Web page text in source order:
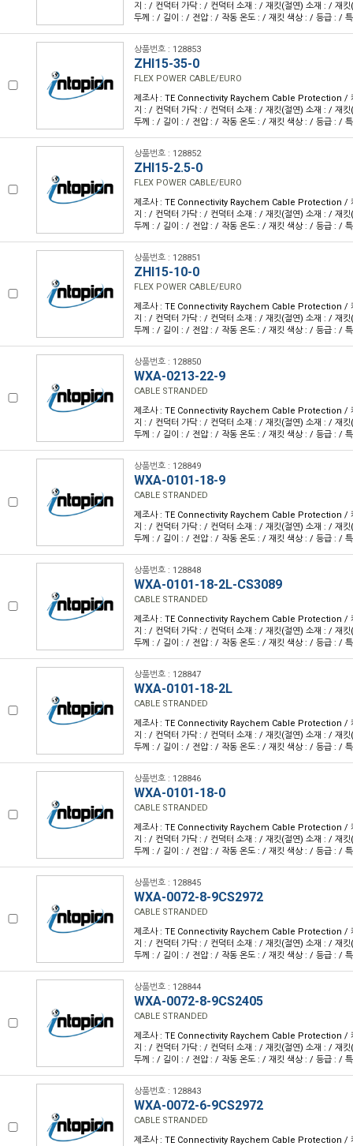
지 : / 컨덕터 가닥 : / 컨덕터 소재 : / 재킷(절연) 소재 : / 재
두께 : / 길이 : / 전압 : / 작동 온도 : / 재킷 색상 : / 등급 : /
상품번호 : 128853
ZHI15-35-0
FLEX POWER CABLE/EURO
제조사 : TE Connectivity Raychem Cable Protection /
지 : / 컨덕터 가닥 : / 컨덕터 소재 : / 재킷(절연) 소재 : / 재
두께 : / 길이 : / 전압 : / 작동 온도 : / 재킷 색상 : / 등급 : /
상품번호 : 128852
ZHI15-2.5-0
FLEX POWER CABLE/EURO
제조사 : TE Connectivity Raychem Cable Protection /
지 : / 컨덕터 가닥 : / 컨덕터 소재 : / 재킷(절연) 소재 : / 재
두께 : / 길이 : / 전압 : / 작동 온도 : / 재킷 색상 : / 등급 : /
상품번호 : 128851
ZHI15-10-0
FLEX POWER CABLE/EURO
제조사 : TE Connectivity Raychem Cable Protection /
지 : / 컨덕터 가닥 : / 컨덕터 소재 : / 재킷(절연) 소재 : / 재
두께 : / 길이 : / 전압 : / 작동 온도 : / 재킷 색상 : / 등급 : /
상품번호 : 128850
WXA-0213-22-9
CABLE STRANDED
제조사 : TE Connectivity Raychem Cable Protection /
지 : / 컨덕터 가닥 : / 컨덕터 소재 : / 재킷(절연) 소재 : / 재
두께 : / 길이 : / 전압 : / 작동 온도 : / 재킷 색상 : / 등급 : /
상품번호 : 128849
WXA-0101-18-9
CABLE STRANDED
제조사 : TE Connectivity Raychem Cable Protection /
지 : / 컨덕터 가닥 : / 컨덕터 소재 : / 재킷(절연) 소재 : / 재
두께 : / 길이 : / 전압 : / 작동 온도 : / 재킷 색상 : / 등급 : /
상품번호 : 128848
WXA-0101-18-2L-CS3089
CABLE STRANDED
제조사 : TE Connectivity Raychem Cable Protection /
지 : / 컨덕터 가닥 : / 컨덕터 소재 : / 재킷(절연) 소재 : / 재
두께 : / 길이 : / 전압 : / 작동 온도 : / 재킷 색상 : / 등급 : /
상품번호 : 128847
WXA-0101-18-2L
CABLE STRANDED
제조사 : TE Connectivity Raychem Cable Protection /
지 : / 컨덕터 가닥 : / 컨덕터 소재 : / 재킷(절연) 소재 : / 재
두께 : / 길이 : / 전압 : / 작동 온도 : / 재킷 색상 : / 등급 : /
상품번호 : 128846
WXA-0101-18-0
CABLE STRANDED
제조사 : TE Connectivity Raychem Cable Protection /
지 : / 컨덕터 가닥 : / 컨덕터 소재 : / 재킷(절연) 소재 : / 재
두께 : / 길이 : / 전압 : / 작동 온도 : / 재킷 색상 : / 등급 : /
상품번호 : 128845
WXA-0072-8-9CS2972
CABLE STRANDED
제조사 : TE Connectivity Raychem Cable Protection /
지 : / 컨덕터 가닥 : / 컨덕터 소재 : / 재킷(절연) 소재 : / 재
두께 : / 길이 : / 전압 : / 작동 온도 : / 재킷 색상 : / 등급 : /
상품번호 : 128844
WXA-0072-8-9CS2405
CABLE STRANDED
제조사 : TE Connectivity Raychem Cable Protection /
지 : / 컨덕터 가닥 : / 컨덕터 소재 : / 재킷(절연) 소재 : / 재
두께 : / 길이 : / 전압 : / 작동 온도 : / 재킷 색상 : / 등급 : /
상품번호 : 128843
WXA-0072-6-9CS2972
CABLE STRANDED
제조사 : TE Connectivity Raychem Cable Protection /